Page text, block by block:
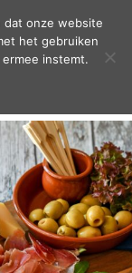
contact
dat onze website
het gebruiken
instemt.